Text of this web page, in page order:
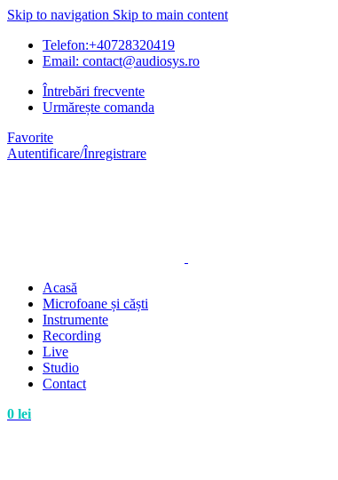
Skip to navigation Skip to main content
Telefon:+40728320419
Email: contact@audiosys.ro
Întrebări frecvente
Urmărește comanda
Favorite
Autentificare/Înregistrare
Acasă
Microfoane și căști
Instrumente
Recording
Live
Studio
Contact
0 lei